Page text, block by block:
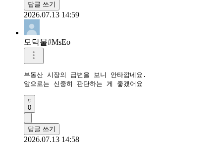
답글 쓰기
2026.07.13 14:59
모닥불#MsEo
부동산 시장의 급변을 보니 안타깝네요.
앞으로는 신중히 판단하는 게 좋겠어요
0
답글 쓰기
2026.07.13 14:58